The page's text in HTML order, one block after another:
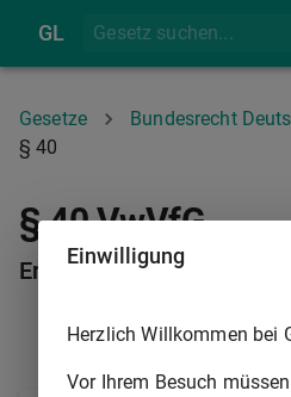
GL
Gesetze Bundesrecht
§ 40
§ 40 VwVfG
Ermessen
Einwilligung
Herzlich Willkommen bei
Vor Ihrem Besuch